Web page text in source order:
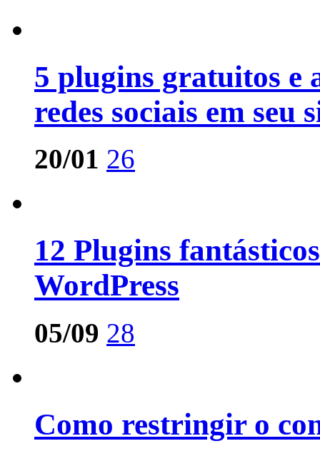
5 plugins gratuitos e
redes sociais em seu
20/01 26
12 Plugins
WordPress
05/09 28
Como restringir o